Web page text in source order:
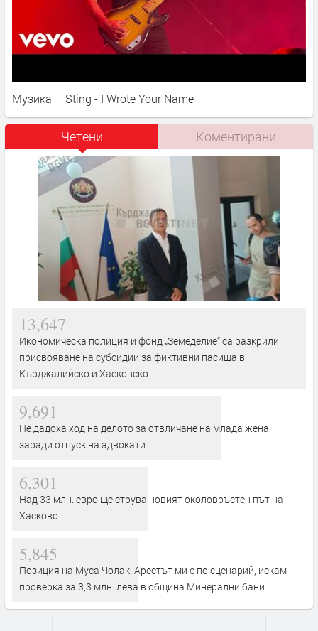
Музика – Sting - I Wrote Your Name
Четени Коментирани
13,647
Икономическа полиция и фонд „Земеделие“ са разкрили
присвояване на субсидии за фиктивни пасища в
Кърджалийско и Хасковско
9,691
Не дадоха ход на делото за отвличане на млада жена
заради отпуск на адвокати
6,301
Над 33 млн. евро ще струва новият околовръстен път на
Хасково
5,845
Позиция на Муса Чолак: Арестът ми е по сценарий, искам
проверка за 3,3 млн. лева в община Минерални бани